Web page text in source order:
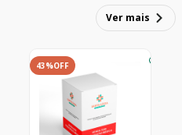
Ver mais
43%OFF